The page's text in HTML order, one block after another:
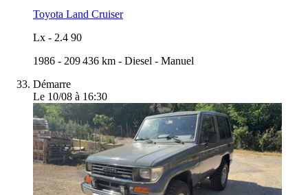
Toyota Land Cruiser
Lx - 2.4 90
1986 - 209 436 km - Diesel - Manuel
Démarre
Le 10/08 à 16:30